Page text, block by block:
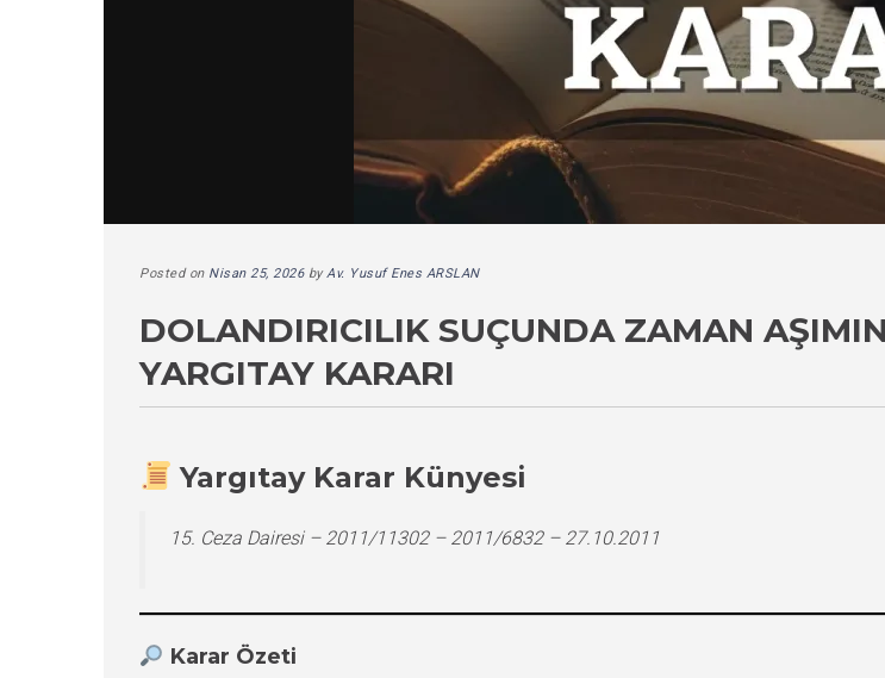
Posted on Nisan 25, 2026byAv. Yusuf Enes ARSLAN
DOLANDIRICILIK SUÇUNDA ZAMAN
YARGITAY KARARI
Yargıtay Karar Künyesi
15. Ceza Dairesi – 2011/11302 – 2011/6832 – 27.10.2011
Karar Özeti